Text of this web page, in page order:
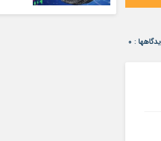
: ۰